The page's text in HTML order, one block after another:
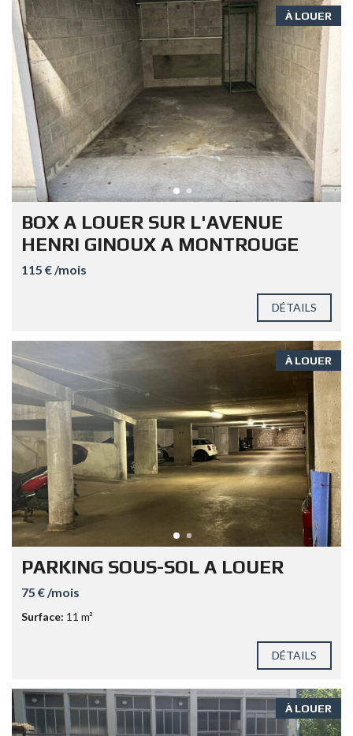
À LOUER
BOX A LOUER SUR L'AVENUE
HENRI GINOUX A MONTROUGE
115 € /mois
DÉTAILS
À LOUER
PARKING SOUS-SOL A LOUER
75 € /mois
Surface: 11 m²
DÉTAILS
À LOUER